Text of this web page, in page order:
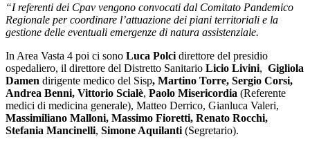
“I referenti dei Cpav vengono convocati dal Comitato Pandemico
Regionale per coordinare l’attuazione dei piani territoriali e la
gestione delle eventuali emergenze di natura assistenziale.
In Area Vasta 4 poi ci sono Luca Polci direttore del presidio
ospedaliero, il direttore del Distretto Sanitario Licio Livini, Gigliola
Damen dirigente medico del Sisp, Martino Torre, Sergio Corsi,
Andrea Benni, Vittorio Scialè, Paolo Misericordia (Referente
medici di medicina generale), Matteo Derrico, Gianluca Valeri,
Massimiliano Malloni, Massimo Fioretti, Renato Rocchi,
Stefania Mancinelli, Simone Aquilanti (Segretario).